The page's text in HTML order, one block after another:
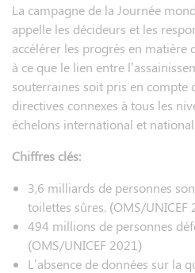
La campagne de la Journée
appelle les décideurs et les
accélérer les progrès en matière
à ce que le lien entre
souterraines soit pris en compte
directives connexes à tous les
échelons international et national
Chiffres clés:
3,6 milliards de personnes
toilettes sûres. (OMS/UNICEF
494 millions de personnes
(OMS/UNICEF 2021)
L’absence de données sur la